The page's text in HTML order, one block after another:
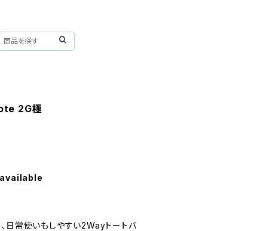
2G極
、日常使いもしやすい2Wayトートバ